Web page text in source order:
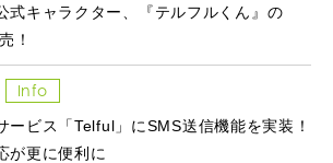
式キャラクター、『テルフルくん』の
！
Info
ービス「Telful」にSMS送信機能を実装！
が更に便利に